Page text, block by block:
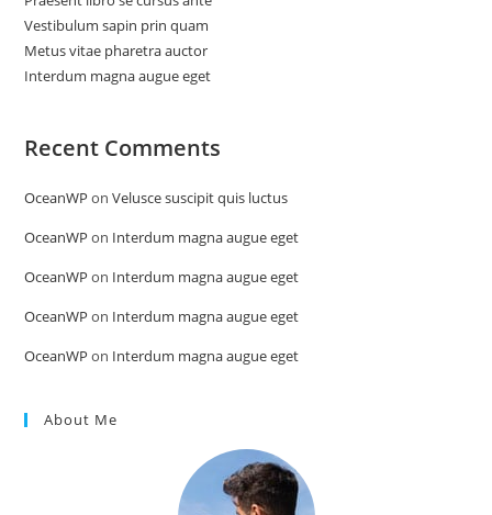
Vestibulum sapin prin quam
Metus vitae pharetra auctor
Interdum magna augue eget
Recent Comments
OceanWP onVelusce suscipit quis luctus
OceanWP on Interdum magna augue eget
OceanWP on Interdum magna augue eget
OceanWP on Interdum magna augue eget
OceanWP on Interdum magna augue eget
About Me